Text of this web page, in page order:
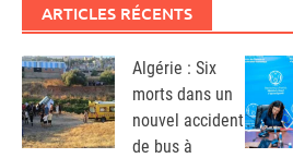
ARTICLES RÉCENTS
Algérie : Six
morts dans un
nouvel accident
de bus à